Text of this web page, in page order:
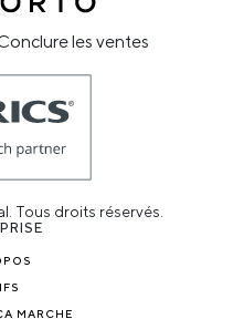
les ventes
Tous droits réservés.
MARCHE